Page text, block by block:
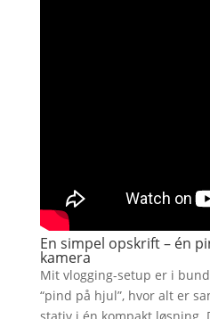
En simpel opskrift – én
kamera
Mit vlogging-setup er i
“pind på hjul”, hvor alt er